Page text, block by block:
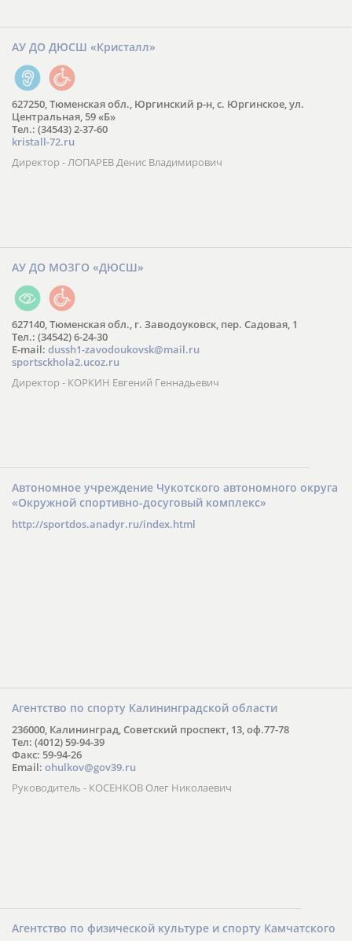
АУ ДО ДЮСШ «Кристалл»
627250, Тюменская обл., Юргинский р-н, с. Юргинское, ул.
Центральная, 59 «Б»
Тел.: (34543) 2-37-60
kristall-72.ru
Директор - ЛОПАРЕВ Денис Владимирович
АУ ДО МОЗГО «ДЮСШ»
627140, Тюменская обл., г. Заводоуковск, пер. Садовая, 1
Тел.: (34542) 6-24-30
​E-mail: dussh1-zavodoukovsk@mail.ru
sportsckhola2.ucoz.ru
Директор - КОРКИН Евгений Геннадьевич
Автономное учреждение Чукотского автономного округа
«Окружной спортивно-досуговый комплекс»
http://sportdos.anadyr.ru/index.html
Агентство по спорту Калининградской области
236000, Калининград, Советский проспект, 13, оф.77-78
Тел: (4012) 59-94-39
Факс: 59-94-26
Email: ohulkov@gov39.ru
Руководитель - КОСЕНКОВ Олег Николаевич
Агентство по физической культуре и спорту Камчатского